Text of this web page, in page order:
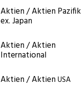
Akti­en / Akti­en Pazi­fik
ex. Japan
Akti­en / Akti­en
International
Akti­en / Akti­enUSA